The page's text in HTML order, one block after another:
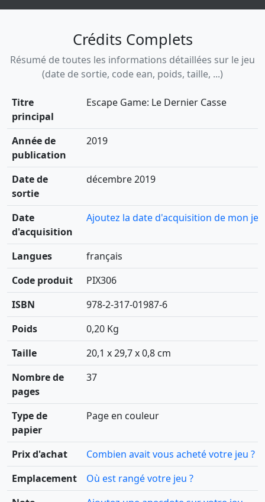
Crédits Complets
Résumé de toutes les informations détaillées sur le jeu
(date de sortie, code ean, poids, taille, ...)
Titre
principal
Escape Game: Le Dernier Casse
Année de
publication
2019
Date de
sortie
décembre 2019
Date
d'acquisition
Ajoutez la date d'acquisition de mon jeu
Langues
français
Code produit
PIX306
ISBN
978-2-317-01987-6
Poids
0,20 Kg
Taille
20,1 x 29,7 x 0,8 cm
Nombre de
pages
37
Type de
papier
Page en couleur
Prix d'achat
Combien avait vous acheté votre jeu ?
Emplacement
Où est rangé votre jeu ?